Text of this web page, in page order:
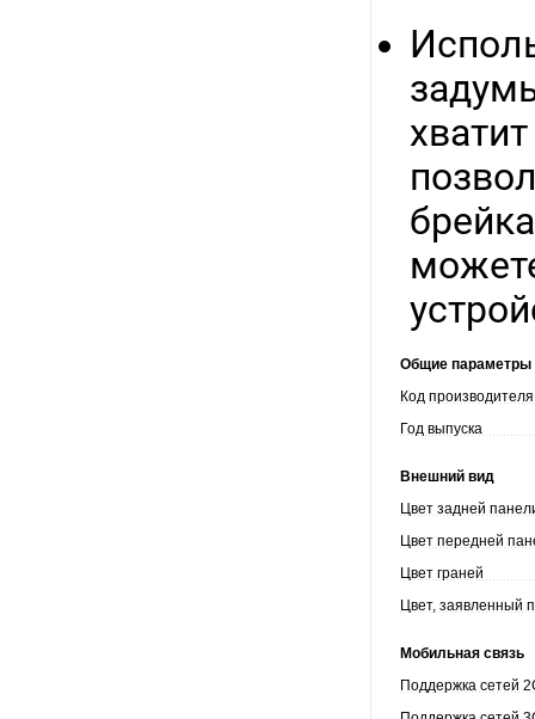
Общие параметры
Код производителя
Год выпуска
Внешний вид
Цвет задней
Цвет передней
Цвет граней
Цвет, заявленный
Мобильная связь
Поддержка сетей